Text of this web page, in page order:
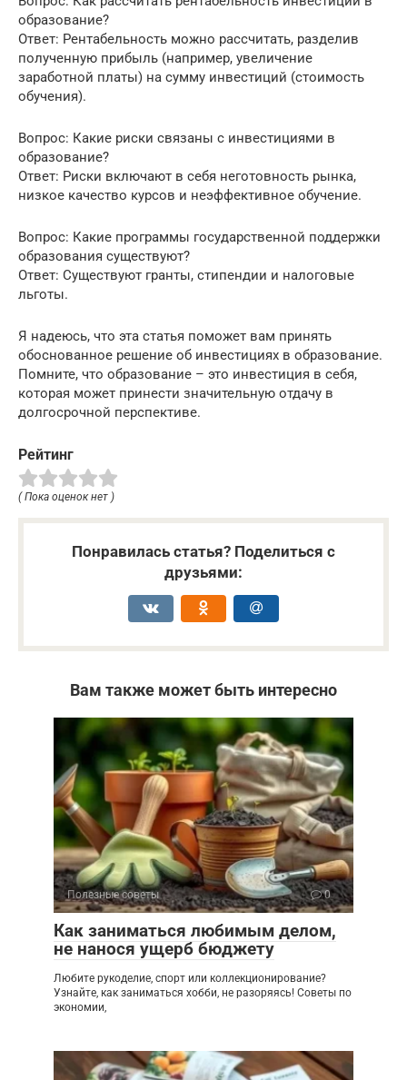
образование?
Ответ: Рентабельность можно рассчитать, разделив
полученную прибыль (например, увеличение
заработной платы) на сумму инвестиций (стоимость
обучения).
Вопрос: Какие риски связаны с инвестициями в
образование?
Ответ: Риски включают в себя неготовность рынка,
низкое качество курсов и неэффективное обучение.
Вопрос: Какие программы государственной поддержки
образования существуют?
Ответ: Существуют гранты, стипендии и налоговые
льготы.
Я надеюсь, что эта статья поможет вам принять
обоснованное решение об инвестициях в образование.
Помните, что образование – это инвестиция в себя,
которая может принести значительную отдачу в
долгосрочной перспективе.
Рейтинг
( Пока оценок нет )
Понравилась статья? Поделиться с
друзьями:
Вам также может быть интересно
Полезные советы 0
Как заниматься любимым делом,
не нанося ущерб бюджету
Любите рукоделие, спорт или коллекционирование?
Узнайте, как заниматься хобби, не разоряясь! Советы по
экономии,